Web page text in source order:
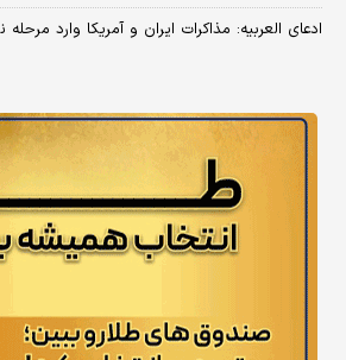
ادعای العربیه: مذاکرات ایران و آمریکا وارد